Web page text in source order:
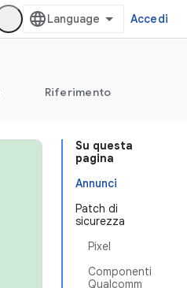
Accedi
Riferimento
Su questa
pagina
Annunci
Patch di
sicurezza
Pixel
Componenti
Qualcomm